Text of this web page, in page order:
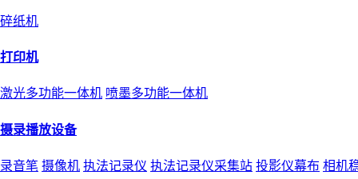
碎纸机
打印机
激光多功能一体机 喷墨多功能一体机
摄录播放设备
录音笔 摄像机 执法记录仪 执法记录仪采集站 投影仪幕布 相机